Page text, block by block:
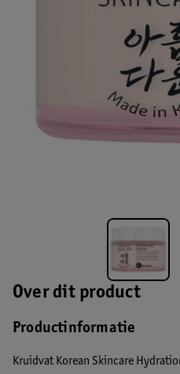
Over dit product
Productinformatie
Kruidvat Korean Skincare